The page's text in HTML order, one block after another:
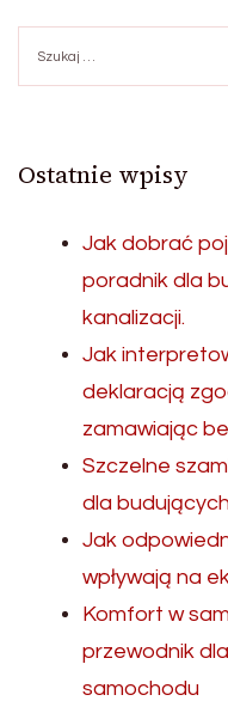
Ostatnie wpisy
Jak dobrać
poradnik dla
kanalizacji.
Jak
deklaracją
zamawiając
Szczelne
dla
Jak
wpływają na
Komfort w
przewodnik
samochodu